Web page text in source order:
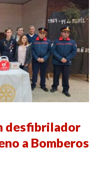
desfibrilador
a Bomberos